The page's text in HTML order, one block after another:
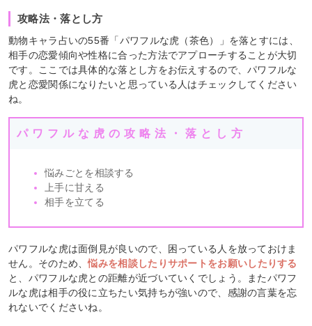
攻略法・落とし方
動物キャラ占いの55番「パワフルな虎（茶色）」を落とすには、
相手の恋愛傾向や性格に合った方法でアプローチすることが大切
です。ここでは具体的な落とし方をお伝えするので、パワフルな
虎と恋愛関係になりたいと思っている人はチェックしてください
ね。
パワフルな虎の攻略法・落とし方
悩みごとを相談する
上手に甘える
相手を立てる
パワフルな虎は面倒見が良いので、困っている人を放っておけま
せん。そのため、悩みを相談したりサポートをお願いしたりする
と、パワフルな虎との距離が近づいていくでしょう。またパワフ
ルな虎は相手の役に立ちたい気持ちが強いので、感謝の言葉を忘
れないでくださいね。